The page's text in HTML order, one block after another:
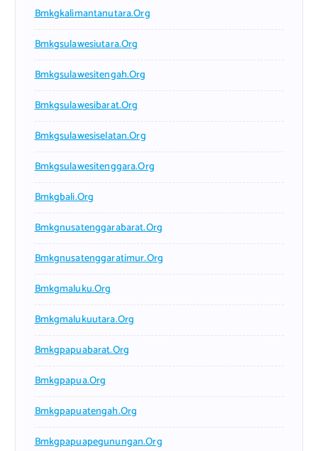
Bmkgkalimantanutara.org
Bmkgsulawesiutara.org
Bmkgsulawesitengah.org
Bmkgsulawesibarat.org
Bmkgsulawesiselatan.org
Bmkgsulawesitenggara.org
Bmkgbali.org
Bmkgnusatenggarabarat.org
Bmkgnusatenggaratimur.org
Bmkgmaluku.org
Bmkgmalukuutara.org
Bmkgpapuabarat.org
Bmkgpapua.org
Bmkgpapuatengah.org
Bmkgpapuapegunungan.org